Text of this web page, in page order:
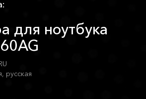
для ноутбука
русская